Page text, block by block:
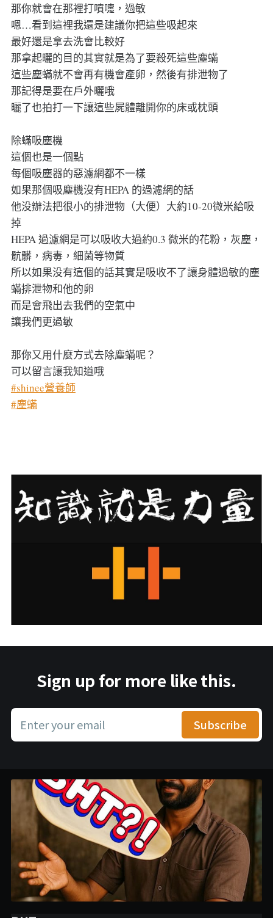
那你就會在那裡打噴嚏，過敏
嗯…看到這裡我還是建議你把這些吸起來
最好還是拿去洗會比較好
那拿起曬的目的其實就是為了要殺死這些塵蟎
這些塵蟎就不會再有機會產卵，然後有排泄物了
那記得是要在戶外曬哦
曬了也拍打一下讓這些屍體離開你的床或枕頭
除蟎吸塵機
這個也是一個點
每個吸塵器的惡濾網都不一樣
如果那個吸塵機沒有HEPA 的過濾網的話
他没辦法把很小的排泄物（大便）大約10-20微米給吸
掉
HEPA 過濾網是可以吸收大過約0.3 微米的花粉，灰塵，
骯髒，病毒，細菌等物質
所以如果没有這個的話其實是吸收不了讓身體過敏的塵
蟎排泄物和他的卵
而是會飛出去我們的空氣中
讓我們更過敏
那你又用什麼方式去除塵蟎呢？
可以留言讓我知道哦
#shinee營養師
#塵蟎
Sign up for more like this.
Enter your email Subscribe